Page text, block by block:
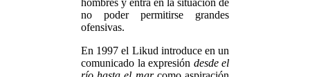
hombres y entra en la situación de
no poder permitirse grandes
ofensivas.
En 1997 el Likud introduce en un
comunicado la expresión desde el